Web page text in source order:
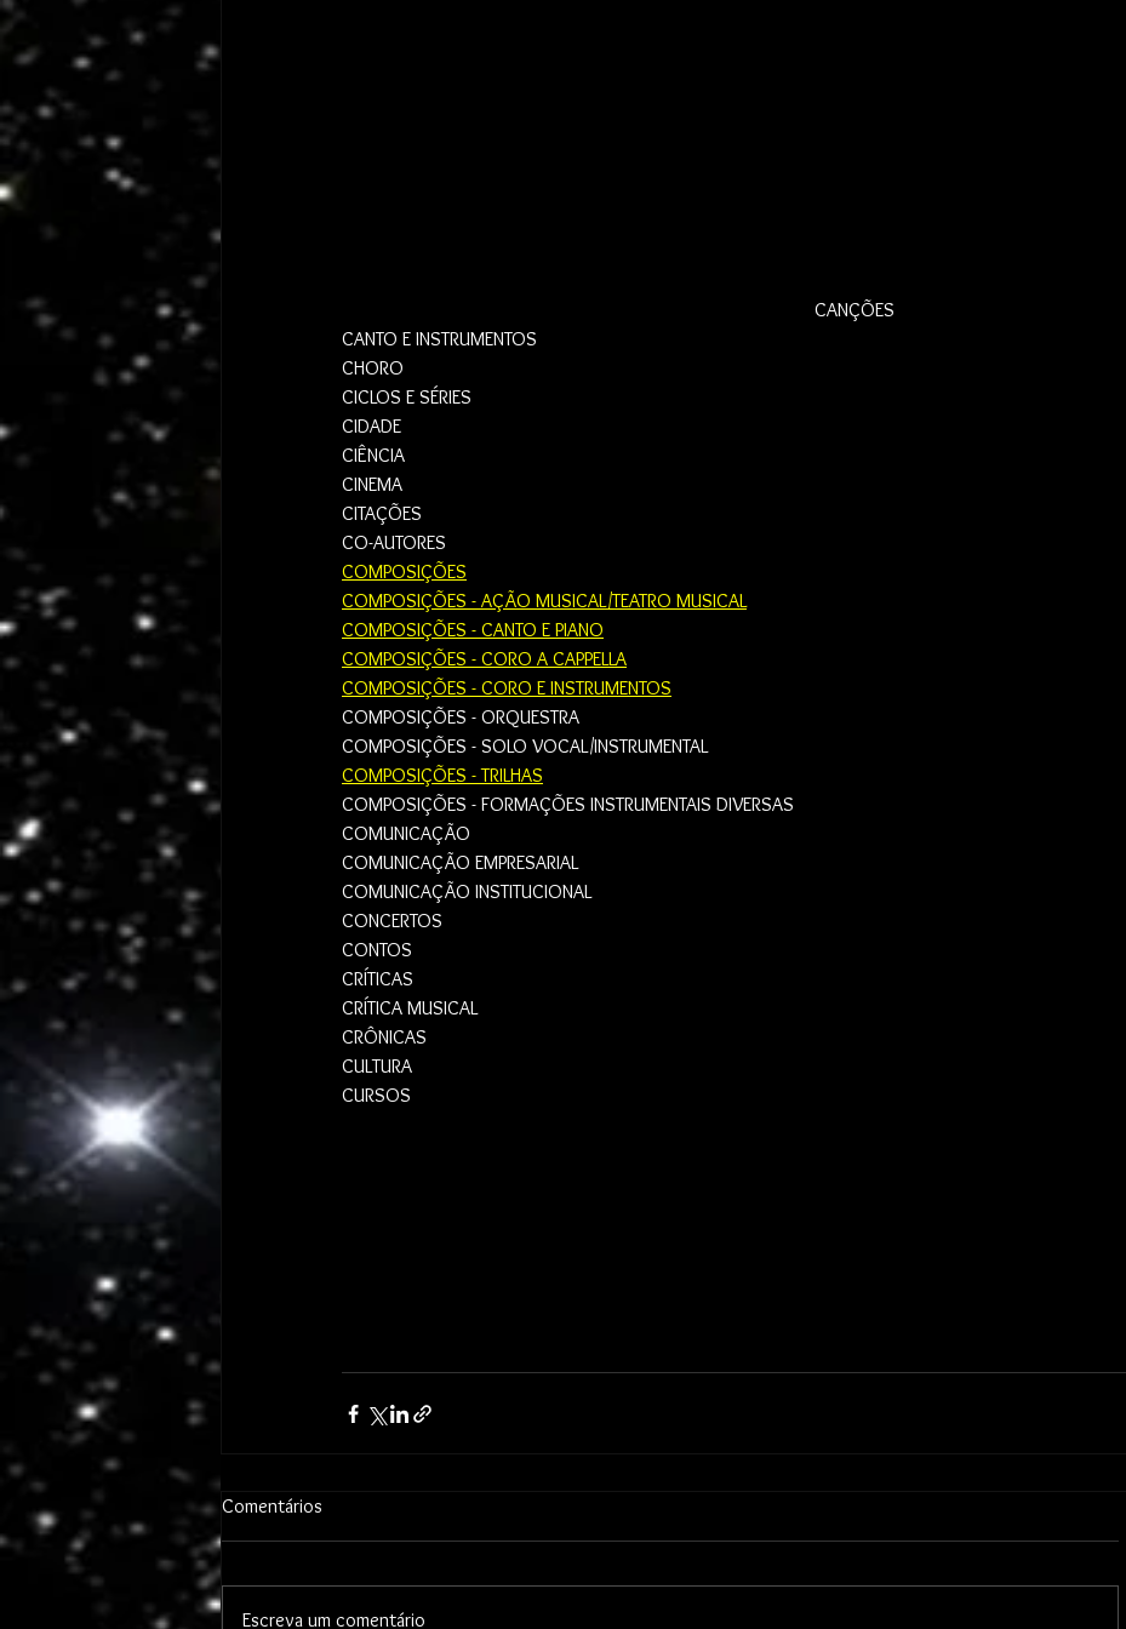
CANÇÕES
CANTO E INSTRUMENTOS
CHORO
CICLOS E SÉRIES
CIDADE
CIÊNCIA
CINEMA
CITAÇÕES
CO-AUTORES
COMPOSIÇÕES
COMPOSIÇÕES - AÇÃO MUSICAL/TEATRO MUSICAL
COMPOSIÇÕES - CANTO E PIANO
COMPOSIÇÕES - CORO A CAPPELLA
COMPOSIÇÕES - CORO E INSTRUMENTOS
COMPOSIÇÕES - ORQUESTRA
COMPOSIÇÕES - SOLO VOCAL/INSTRUMENTAL
COMPOSIÇÕES - TRILHAS
COMPOSIÇÕES - FORMAÇÕES INSTRUMENTAIS DIVERSAS
COMUNICAÇÃO
COMUNICAÇÃO EMPRESARIAL
COMUNICAÇÃO INSTITUCIONAL
CONCERTOS
CONTOS
CRÍTICAS
CRÍTICA MUSICAL
CRÔNICAS
CULTURA
CURSOS
Comentários
Escreva um comentário